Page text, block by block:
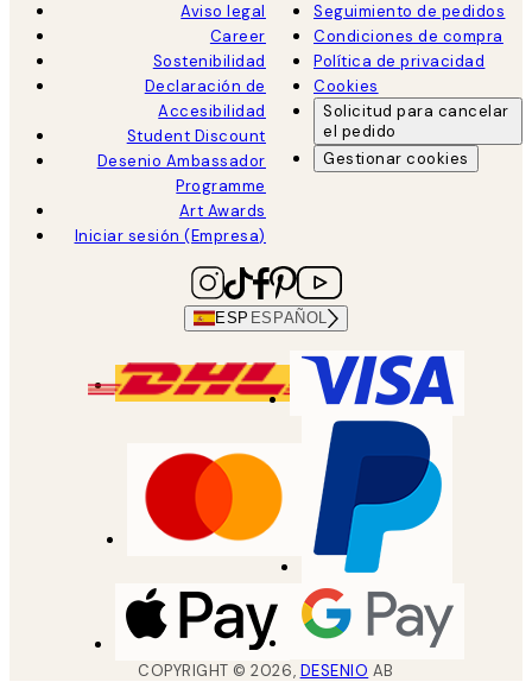
Aviso legal
Career
Sostenibilidad
Declaración de
Accesibilidad
Student Discount
Desenio Ambassador
Programme
Art Awards
Iniciar sesión (Empresa)
Seguimiento de pedidos
Condiciones de compra
Política de privacidad
Cookies
Solicitud para cancelar
el pedido
Gestionar cookies
ESP ESPAÑOL
COPYRIGHT ©2026, DESENIO AB